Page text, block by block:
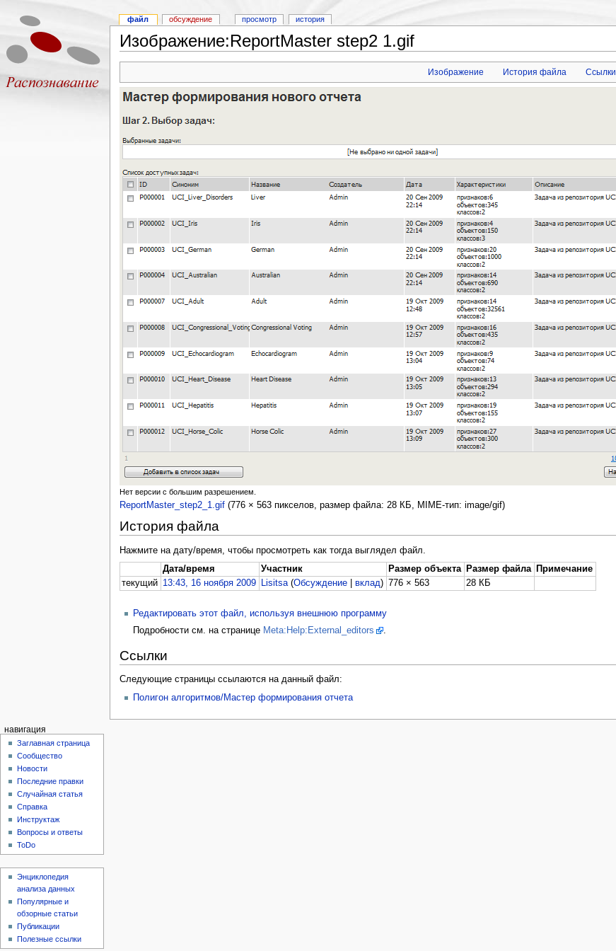
Изображение:ReportMaster step2 1.gif
Изображение История файла Ссылки
Нет версии с большим разрешением.
ReportMaster_step2_1.gif‎ (776 × 563 пикселов, размер файла: 28 КБ, MIME-тип: image/gif)
История файла
Нажмите на дату/время, чтобы просмотреть как тогда выглядел файл.
Дата/время
Участник Размер объекта Размер файла
Примечание
текущий 13:43, 16 ноября 2009 Lisitsa(Обсуждение |вклад) 776 × 563 28 КБ
Редактировать этот файл, используя внешнюю программу
Подробности см. на странице Meta:Help:External_editors .
Ссылки
Следующие страницы ссылаются на данный файл:
Полигон алгоритмов/Мастер формирования отчета
файл обсуждение просмотр история
навигация
Заглавная страница
Сообщество
Новости
Последние правки
Случайная статья
Справка
Инструктаж
Вопросы и ответы
ToDo
Энциклопедия
анализа данных
Популярные и
обзорные статьи
Публикации
Полезные ссылки